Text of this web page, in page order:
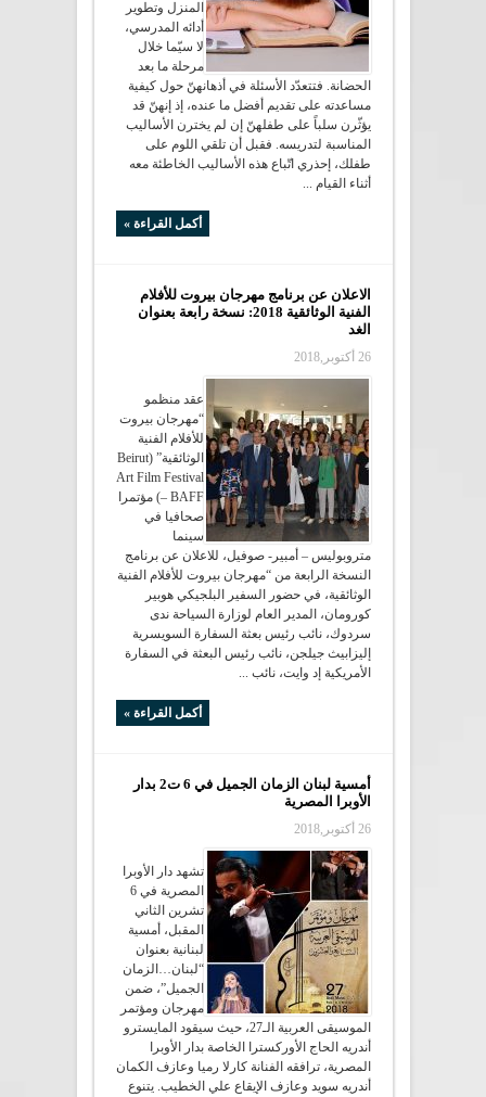
المنزل وتطوير
أدائه المدرسي،
لا سيّما خلال
مرحلة ما بعد
الحضانة. فتتعدّد الأسئلة في أذهانهنّ حول كيفية
مساعدته على تقديم أفضل ما عنده، إذ إنهنّ قد
يؤثّرن سلباً على طفلهنّ إن لم يخترن الأساليب
المناسبة لتدريسه. فقبل أن تلقي اللوم على
طفلك، إحذري اتّباع هذه الأساليب الخاطئة معه
أثناء القيام ...
أكمل القراءة »
الاعلان عن برنامج مهرجان بيروت للأفلام
الفنية الوثائقية 2018: نسخة رابعة بعنوان
الغد
26 أكتوبر,2018
عقد منظمو
“مهرجان بيروت
للأفلام الفنية
الوثائقية” (Beirut
Art Film Festival
– BAFF) مؤتمرا
صحافيا في
سينما
متروبوليس – أمبير- صوفيل، للاعلان عن برنامج
النسخة الرابعة من “مهرجان بيروت للأفلام الفنية
الوثائقية، في حضور السفير البلجيكي هوبير
كورومان، المدير العام لوزارة السياحة ندى
سردوك، نائب رئيس بعثة السفارة السويسرية
إليزابيث جيلجن، نائب رئيس البعثة في السفارة
الأمريكية إد وايت، نائب ...
أكمل القراءة »
أمسية لبنان الزمان الجميل في 6 ت2 بدار
الأوبرا المصرية
26 أكتوبر,2018
تشهد دار الأوبرا
المصرية في 6
تشرين الثاني
المقبل، أمسية
لبنانية بعنوان
“لبنان…الزمان
الجميل”، ضمن
مهرجان ومؤتمر
الموسيقى العربية الـ27، حيث سيقود المايسترو
أندريه الحاج الأوركسترا الخاصة بدار الأوبرا
المصرية، ترافقه الفنانة كارلا رميا وعازف الكمان
أندريه سويد وعازف الإيقاع علي الخطيب. يتنوع